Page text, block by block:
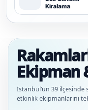
S
Kiralama
Ekipman
İstanbul’un 39 ilçesinde
etkinlik ekipmanlarını